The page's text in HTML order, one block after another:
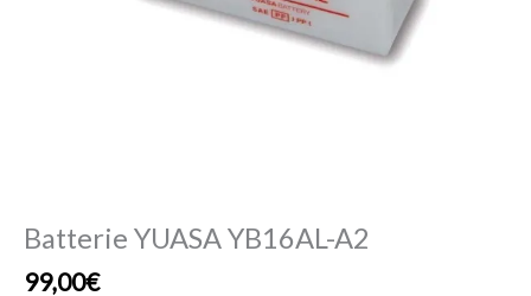
Batterie YUASA YB16AL-A2
99,00€